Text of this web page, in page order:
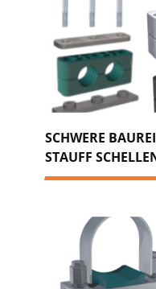
SCHWERE
STAUFF